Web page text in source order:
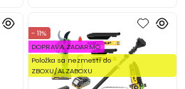
- 11%
DOPRAVA ZADARMO
Položka sa nezmestí do
ZBOXU/ALZABOXU